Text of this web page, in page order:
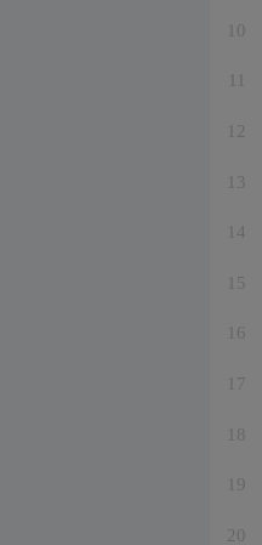
10
12
13
14
15
16
17
18
19
20